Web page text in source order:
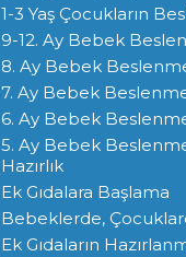
1-3 Yaş Çocukların
9-12. Ay Bebek
8. Ay Bebek
7. Ay Bebek
6. Ay Bebek
5. Ay Bebek
Hazırlık
Ek Gıdalara Başlama
Bebeklerde,
Ek Gıdaların